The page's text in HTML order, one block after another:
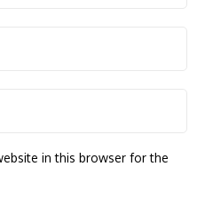
in this browser for the